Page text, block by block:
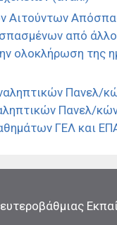
Αιτούντων
από
ολοκλήρωση της
Πανελ/
Πανελ/
ΓΕΛ και